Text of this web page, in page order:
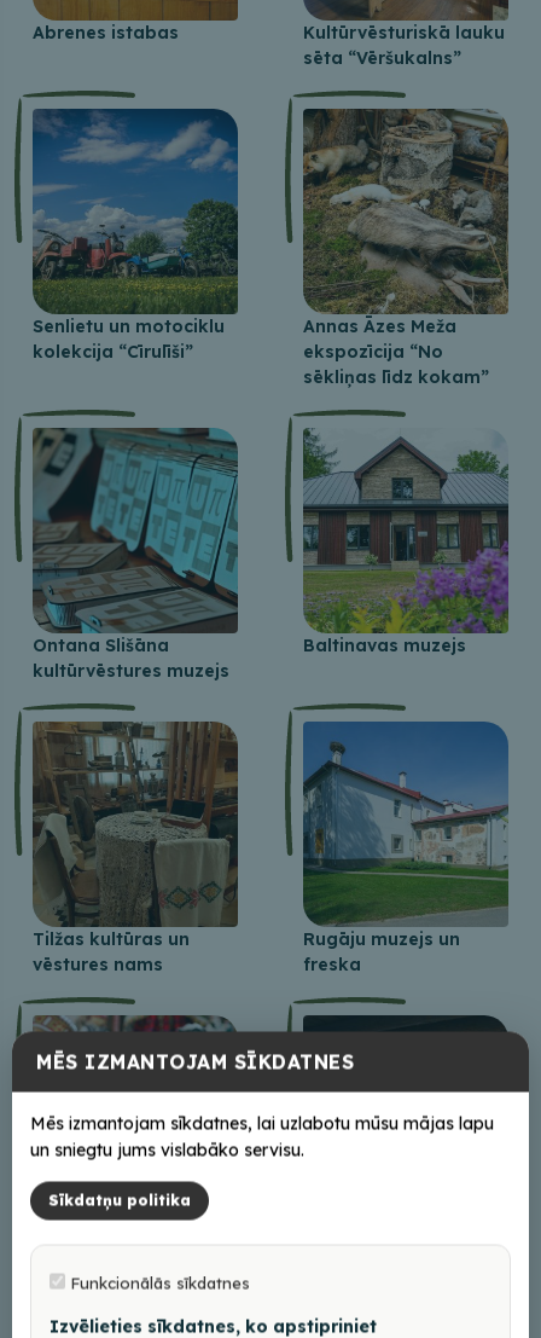
Abrenes istabas
Kultūrvēsturiskā lauku
sēta “Vēršukalns”
Senlietu un motociklu
kolekcija “Cīrulīši”
Annas Āzes Meža
ekspozīcija “No
sēkliņas līdz kokam”
Ontana Slišāna
kultūrvēstures muzejs
Baltinavas muzejs
Tilžas kultūras un
vēstures nams
Rugāju muzejs un
freska
minūtēs apkārt
MĒS IZMANTOJAM SĪKDATNES
Mēs izmantojam sīkdatnes, lai uzlabotu mūsu mājas lapu
un sniegtu jums vislabāko servisu.
Sīkdatņu politika
Funkcionālās sīkdatnes
Izvēlieties sīkdatnes, ko apstipriniet